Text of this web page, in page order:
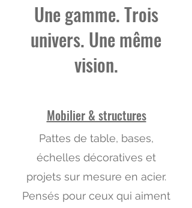
Une gamme. Trois
univers. Une même
vision.
Mobilier & structures
Pattes de table, bases,
échelles décoratives et
projets sur mesure en acier.
Pensés pour ceux qui aiment